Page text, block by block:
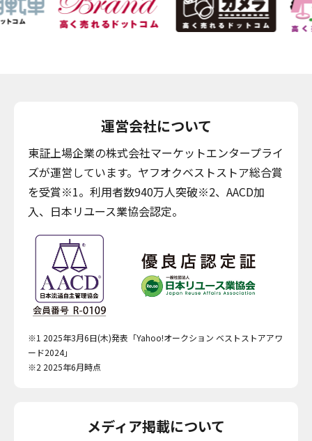
運営会社について
東証上場企業の株式会社マーケットエンタープライ
ズが運営しています。ヤフオクベストストア総合賞
を受賞※1。利用者数940万人突破※2、AACD加
入、日本リユース業協会認定。
※1 2025年3月6日(木)発表「Yahoo!オークション ベストストアアワ
ード2024」
※2 2025年6月時点
メディア掲載について